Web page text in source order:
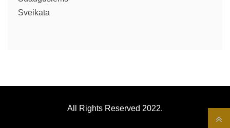
Sveikata
All Rights Reserved 2022.